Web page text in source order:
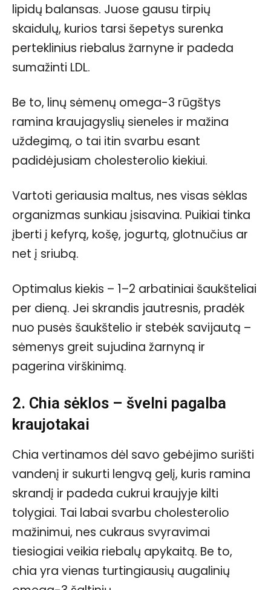
lipidų balansas. Juose gausu tirpių
skaidulų, kurios tarsi šepetys surenka
perteklinius riebalus žarnyne ir padeda
sumažinti LDL.
Be to, linų sėmenų omega-3 rūgštys
ramina kraujagyslių sieneles ir mažina
uždegimą, o tai itin svarbu esant
padidėjusiam cholesterolio kiekiui.
Vartoti geriausia maltus, nes visas sėklas
organizmas sunkiau įsisavina. Puikiai tinka
įberti į kefyrą, košę, jogurtą, glotnučius ar
net į sriubą.
Optimalus kiekis – 1–2 arbatiniai šaukšteliai
per dieną. Jei skrandis jautresnis, pradėk
nuo pusės šaukštelio ir stebėk savijautą –
sėmenys greit sujudina žarnyną ir
pagerina virškinimą.
2. Chia sėklos – švelni pagalba
kraujotakai
Chia vertinamos dėl savo gebėjimo surišti
vandenį ir sukurti lengvą gelį, kuris ramina
skrandį ir padeda cukrui kraujyje kilti
tolygiai. Tai labai svarbu cholesterolio
mažinimui, nes cukraus svyravimai
tiesiogiai veikia riebalų apykaitą. Be to,
chia yra vienas turtingiausių augalinių